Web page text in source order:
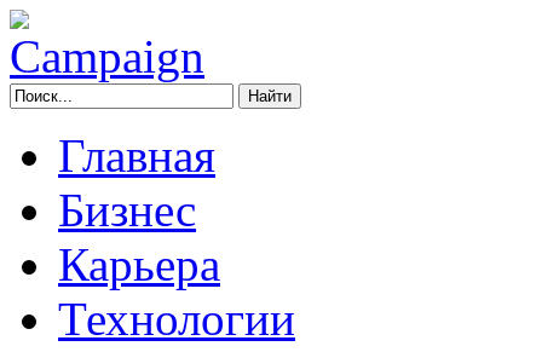
Главная
Бизнес
Карьера
Технологии